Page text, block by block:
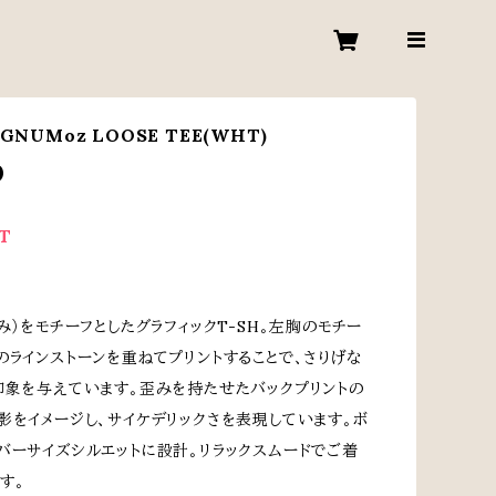
LOOSE TEE(WHT)
）をモチーフとしたグラフィックT-SH。左胸のモチー
ラインストーンを重ねてプリントすることで、さりげな
象を与えています。歪みを持たせたバックプリントの
をイメージし、サイケデリックさを表現しています。ボ
ーサイズシルエットに設計。リラックスムードでご着
。